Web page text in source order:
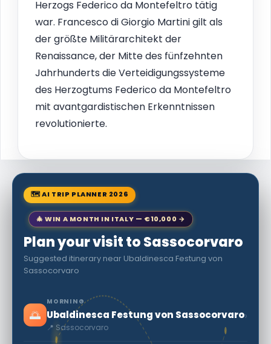
Herzogs Federico da Montefeltro tätig
war. Francesco di Giorgio Martini gilt als
der größte Militärarchitekt der
Renaissance, der Mitte des fünfzehnten
Jahrhunderts die Verteidigungssysteme
des Herzogtums Federico da Montefeltro
mit avantgardistischen Erkenntnissen
revolutionierte.
🗺 AI TRIP PLANNER 2026
🎄 WIN A MONTH IN ITALY — €10,000 →
Plan your visit to Sassocorvaro
Suggested itinerary near Ubaldinesca Festung von
Sassocorvaro
🌅
MORNING
Ubaldinesca Festung von Sassocorvaro
📍 Sassocorvaro
›